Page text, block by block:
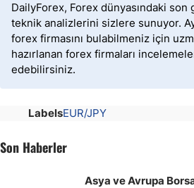
DailyForex, Forex dünyasındaki
teknik analizlerini sizlere sunuyor.
forex firmasını bulabilmeniz için
hazırlanan forex firmaları
edebilirsiniz.
LabelsEUR/JPY
Son Haberler
Asya ve Avrupa